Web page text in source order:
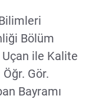
Bölüm
Uçan ile Kalite
Gör.
Bayramı